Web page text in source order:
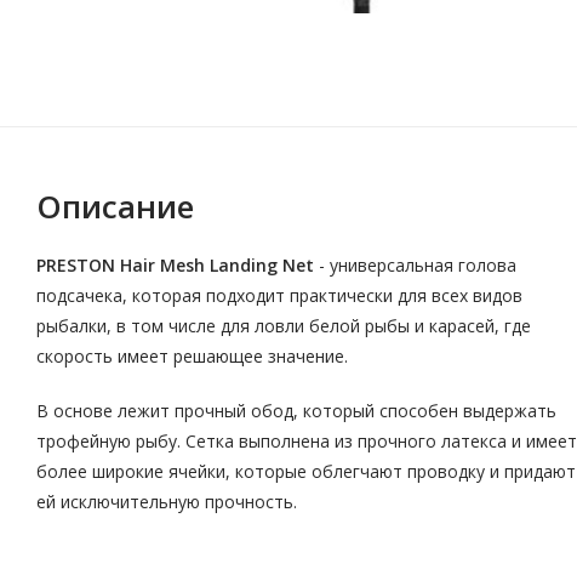
Описание
PRESTON Hair Mesh Landing Net - универсальная голова
подсачека, которая подходит практически для всех видов
рыбалки, в том числе для ловли белой рыбы и карасей, где
скорость имеет решающее значение.
В основе лежит прочный обод, который способен выдержать
трофейную рыбу. Сетка выполнена из прочного латекса и имеет
более широкие ячейки, которые облегчают проводку и придают
ей исключительную прочность.